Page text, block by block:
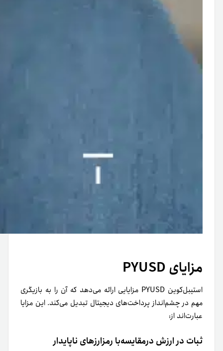
مزایای PYUSD
استیبل‌کوین PYUSD مزایایی ارائه می‌دهد که آن را به بازیگری
مهم در چشم‌انداز پرداخت‌های دیجیتال تبدیل می‌کند. این مزایا
عبارت‌اند از:
ثبات در ارزش در‌مقایسه‌با رمزارزهای ناپایدار